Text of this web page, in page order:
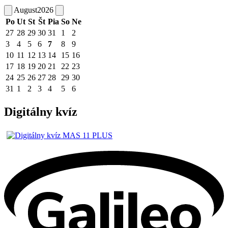
August2026
Po Ut St Št Pia So Ne
27 28 29 30 31 1
2
3
4 5 6 7 8
9
10 11 12 13 14 15 16
17 18 19 20 21 22 23
24 25 26 27 28 29 30
31 1 2 3 4 5 6
Digitálny kvíz